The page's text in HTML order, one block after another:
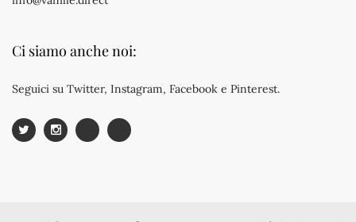
Ci siamo anche noi:
Seguici su Twitter, Instagram, Facebook e Pinterest.